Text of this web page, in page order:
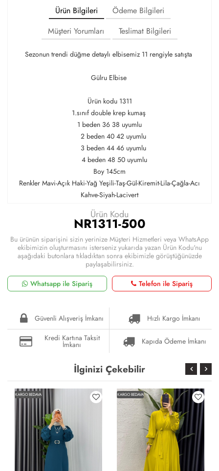
Ürün Bilgileri
Ödeme Bilgileri
Müşteri Yorumları
Teslimat Bilgileri
Sezonun trendi düğme detaylı elbisemiz 11 rengiyle satışta
Gülru Elbise
Ürün kodu 1311
1.sınıf double krep kumaş
1 beden 36 38 uyumlu
2 beden 40 42 uyumlu
3 beden 44 46 uyumlu
4 beden 48 50 uyumlu
Boy 145cm
Renkler Mavi-Açık Haki-Yağ Yeşili-Taş-Gül-Kiremit-Lila-Çağla-Acı
Kahve-Siyah-Lacivert
Ürün Kodu
NR1311-500
Bu ürünün siparişini sizin yerinize Müşteri Hizmetleri veya WhatsApp
ekibimizin oluşturmasını isterseniz yukarıda yazan Ürün Kodu'nu
aşağıdaki butonlara tıkladıktan sonra ekibimizle görüştüğünüzde
paylaşabilirsiniz.
Whatsapp ile Sipariş
Telefon ile Sipariş
Güvenli Alışveriş İmkanı
Hızlı Kargo İmkanı
Kredi Kartına Taksit
İmkanı Kapıda Ödeme İmkanı
İlginizi Çekebilir
KARGO BEDAVA KARGO BEDAVA